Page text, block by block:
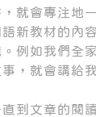
就會專注地
新教材的內
例如我們全
，就會講給
到文章的閱